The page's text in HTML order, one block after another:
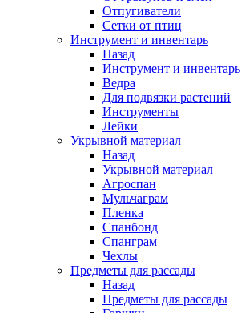
Отпугиватели
Сетки от птиц
Инструмент и инвентарь
Назад
Инструмент и инвентарь
Ведра
Для подвязки растений
Инструменты
Лейки
Укрывной материал
Назад
Укрывной материал
Агроспан
Мульчаграм
Пленка
Спанбонд
Спанграм
Чехлы
Предметы для рассады
Назад
Предметы для рассады